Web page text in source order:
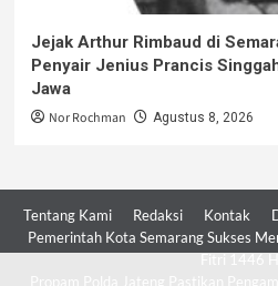
Jejak Arthur Rimbaud di
Penyair Jenius Prancis
Jawa
Nor Rochman Agustus 8, 2026
Tentang Kami Redaksi Kontak
Pemerintah Kota Semarang Sukses